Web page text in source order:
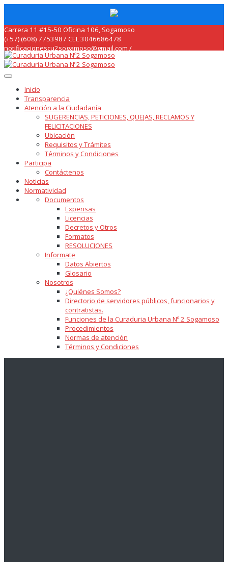
Skip
to
content
Carrera 11 #15-50 Oficina 106, Sogamoso
(+57) (608) 7753987 CEL 3046686478
notificacionescu2sogamoso@gmail.com /
curaduria2sogamoso@gmail.com /
Inicio
Transparencia
Atención a la Ciudadanía
SUGERENCIAS, PETICIONES, QUEJAS, RECLAMOS Y
FELICITACIONES
Ubicación
Requisitos y Trámites
Términos y Condiciones
Participa
Contáctenos
Noticias
Normatividad
Documentos
Expensas
Licencias
Decretos y Otros
Formatos
RESOLUCIONES
Informate
Datos Abiertos
Glosario
Nosotros
¿Quiénes Somos?
Directorio de servidores públicos, funcionarios y
contratistas.
Funciones de la Curaduria Urbana Nº 2 Sogamoso
Procedimientos
Normas de atención
Términos y Condiciones